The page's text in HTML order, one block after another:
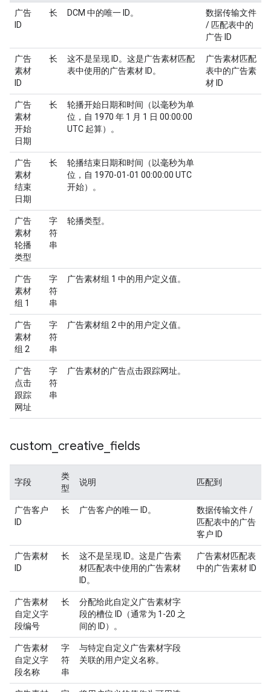
广告
ID
长 DCM 中的唯一 ID。
数据传输文件
/ 匹配表中的
广告 ID
广告
素材
ID
长
这不是呈现 ID。这是广告素材匹配
表中使用的广告素材 ID。
广告素材匹配
表中的广告素
材 ID
广告
素材
开始
日期
长
轮播开始日期和时间（以毫秒为单
位，自 1970 年 1 月 1 日 00:00:00
UTC 起算）。
广告
素材
结束
日期
长
轮播结束日期和时间（以毫秒为单
位，自 1970-01-01 00:00:00 UTC
开始）。
广告
素材
轮播
类型
字
符
串
轮播类型。
广告
素材
组 1
字
符
串
广告素材组 1 中的用户定义值。
广告
素材
组 2
字
符
串
广告素材组 2 中的用户定义值。
广告
点击
跟踪
网址
字
符
串
广告素材的广告点击跟踪网址。
custom creative fields
字段
类
型
说明 匹配到
广告客户
ID
长 广告客户的唯一 ID。
数据传输文件 /
匹配表中的广告
客户 ID
广告素材
ID
长
这不是呈现 ID。这是广告素
材匹配表中使用的广告素材
ID。
广告素材匹配表
中的广告素材 ID
广告素材
自定义字
段编号
长
分配给此自定义广告素材字
段的槽位 ID（通常为 1-20 之
间的 ID）。
广告素材
自定义字
段名称
字
符
串
与特定自定义广告素材字段
关联的用户定义名称。